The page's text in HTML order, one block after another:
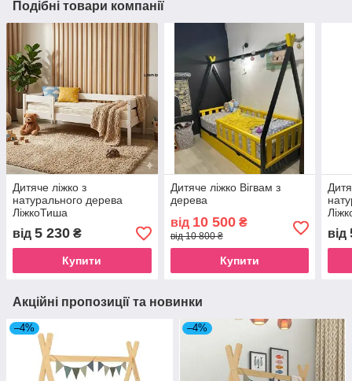
Подібні товари компанії
Дитяче ліжко з
натурального дерева
ЛіжкоТиша
від 5 230 ₴
Купити
Дитяче ліжко Вігвам з
дерева
від 10 500₴
від 10 800 ₴
Купити
від
Акційні пропозиції та новинки
–4% –4%